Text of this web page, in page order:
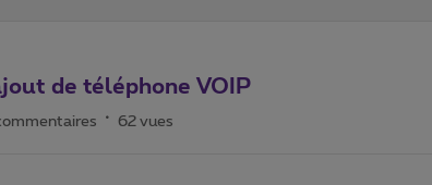
de téléphone VOIP
62 vues